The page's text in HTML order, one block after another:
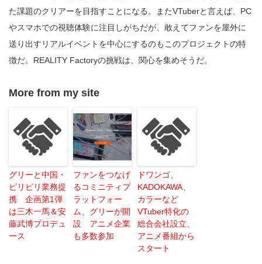
た課題のクリアーを目指すことになる。またVTuberと言えば、PC
やスマホでの視聴体験に注目しがちだが、敢えてファンを屋外に
送り出すリアルイベントを中心にするのもこのプロジェクトの特
徴だ。REALITY Factoryの挑戦は、関心を集めそうだ。
More from my site
グリーと中国・
ビリビリ業務提
携 企画第1弾
は三木一馬＆安
藤武博プロデュ
ース
ファンをつなげ
るコミニティプ
ラットフォー
ム、グリーが開
設 アニメ企業
も多数参加
ドワンゴ、
KADOKAWA、
カラーなど
VTuber特化の
総合会社設立、
アニメ番組から
スタート